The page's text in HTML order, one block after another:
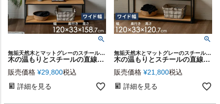
無垢天然木とマットグレーのスチールフレームを組み合わせたインテリア性の高い家具シリーズ［HUSヒュース］
木の温もりとスチールの直線美が調和する ナチュラルモダンなオープンシェルフ HUS(ヒュース）グランデ 幅120cm [ 5段 ][84116]
販売価格 ¥29,800税込
詳細を見る
無垢天然木とマットグレーのスチールフレームを組み合わせたインテリア性の高い家具シリーズ［HUSヒュース］
木の温もりとスチールの直線美が調和する ナチュラルモダンなオープンシェルフ HUS(ヒュース）グランデ 幅120cm [ 4段 ][84115]
販売価格 ¥21,800税込
詳細を見る